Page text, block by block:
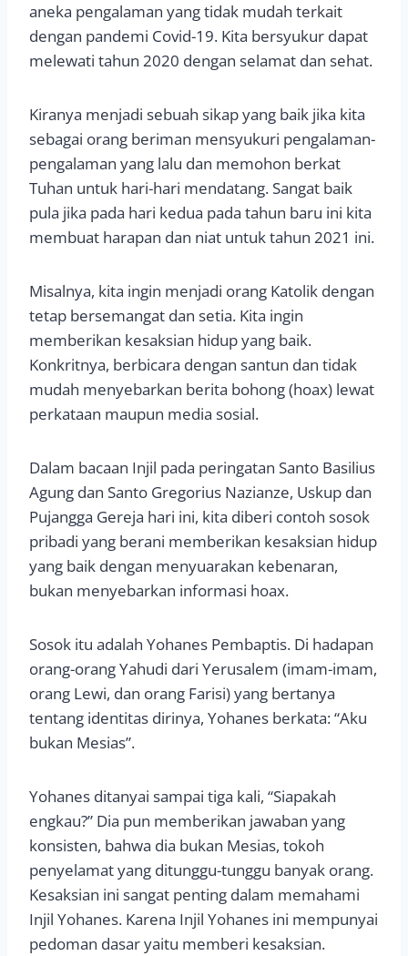
aneka pengalaman yang tidak mudah terkait
dengan pandemi Covid-19. Kita bersyukur dapat
melewati tahun 2020 dengan selamat dan sehat.
Kiranya menjadi sebuah sikap yang baik jika kita
sebagai orang beriman mensyukuri pengalaman-
pengalaman yang lalu dan memohon berkat
Tuhan untuk hari-hari mendatang. Sangat baik
pula jika pada hari kedua pada tahun baru ini kita
membuat harapan dan niat untuk tahun 2021 ini.
Misalnya, kita ingin menjadi orang Katolik dengan
tetap bersemangat dan setia. Kita ingin
memberikan kesaksian hidup yang baik.
Konkritnya, berbicara dengan santun dan tidak
mudah menyebarkan berita bohong (hoax) lewat
perkataan maupun media sosial.
Dalam bacaan Injil pada peringatan Santo Basilius
Agung dan Santo Gregorius Nazianze, Uskup dan
Pujangga Gereja hari ini, kita diberi contoh sosok
pribadi yang berani memberikan kesaksian hidup
yang baik dengan menyuarakan kebenaran,
bukan menyebarkan informasi hoax.
Sosok itu adalah Yohanes Pembaptis. Di hadapan
orang-orang Yahudi dari Yerusalem (imam-imam,
orang Lewi, dan orang Farisi) yang bertanya
tentang identitas dirinya, Yohanes berkata: “Aku
bukan Mesias”.
Yohanes ditanyai sampai tiga kali, “Siapakah
engkau?” Dia pun memberikan jawaban yang
konsisten, bahwa dia bukan Mesias, tokoh
penyelamat yang ditunggu-tunggu banyak orang.
Kesaksian ini sangat penting dalam memahami
Injil Yohanes. Karena Injil Yohanes ini mempunyai
pedoman dasar yaitu memberi kesaksian.